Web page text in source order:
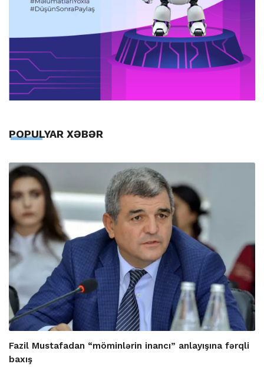
POPULYAR XƏBƏR
Fazil Mustafadan “möminlərin inancı” anlayışına fərqli
baxış